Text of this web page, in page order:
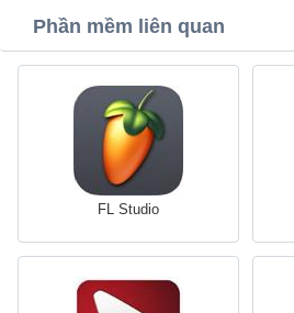
Phần mềm liên quan
FL Studio